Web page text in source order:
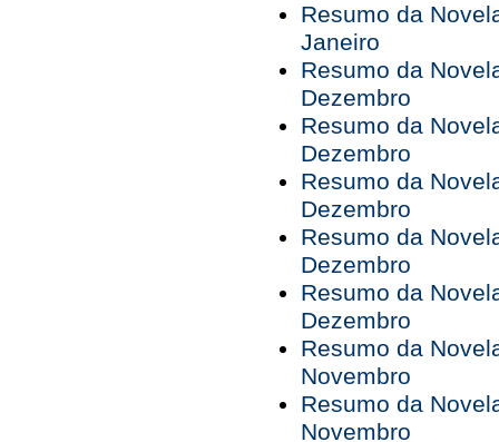
Resumo da
Janeiro
Resumo da
Dezembro
Resumo da
Dezembro
Resumo da
Dezembro
Resumo da
Dezembro
Resumo da
Dezembro
Resumo da
Novembro
Resumo da
Novembro